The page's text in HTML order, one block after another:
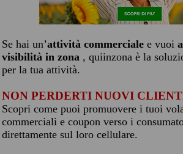
Se hai un’attività commerciale e vuoi
visibilità in zona , quiinzona è la
per la tua attività.
NON PERDERTI NUOVI
Scopri come puoi promuovere i tuoi
commerciali e coupon verso i
direttamente sul loro cellulare.